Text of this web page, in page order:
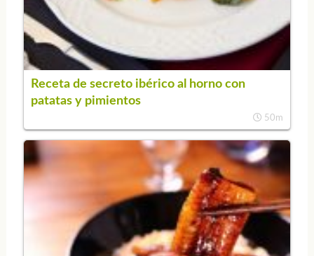
Receta de secreto ibérico al horno con
patatas y pimientos
50m